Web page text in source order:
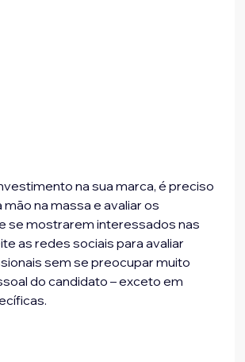
na sua marca, é preciso
mão na massa e avaliar os
se mostrarem interessados nas
as redes sociais para avaliar
sem se preocupar muito
do candidato – exceto em